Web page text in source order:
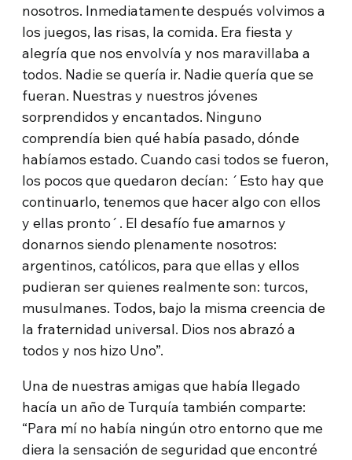
nosotros. Inmediatamente después volvimos a
los juegos, las risas, la comida. Era fiesta y
alegría que nos envolvía y nos maravillaba a
todos. Nadie se quería ir. Nadie quería que se
fueran. Nuestras y nuestros jóvenes
sorprendidos y encantados. Ninguno
comprendía bien qué había pasado, dónde
habíamos estado. Cuando casi todos se fueron,
los pocos que quedaron decían: ´Esto hay que
continuarlo, tenemos que hacer algo con ellos
y ellas pronto´. El desafío fue amarnos y
donarnos siendo plenamente nosotros:
argentinos, católicos, para que ellas y ellos
pudieran ser quienes realmente son: turcos,
musulmanes. Todos, bajo la misma creencia de
la fraternidad universal. Dios nos abrazó a
todos y nos hizo Uno”.
Una de nuestras amigas que había llegado
hacía un año de Turquía también comparte:
“Para mí no había ningún otro entorno que me
diera la sensación de seguridad que encontré